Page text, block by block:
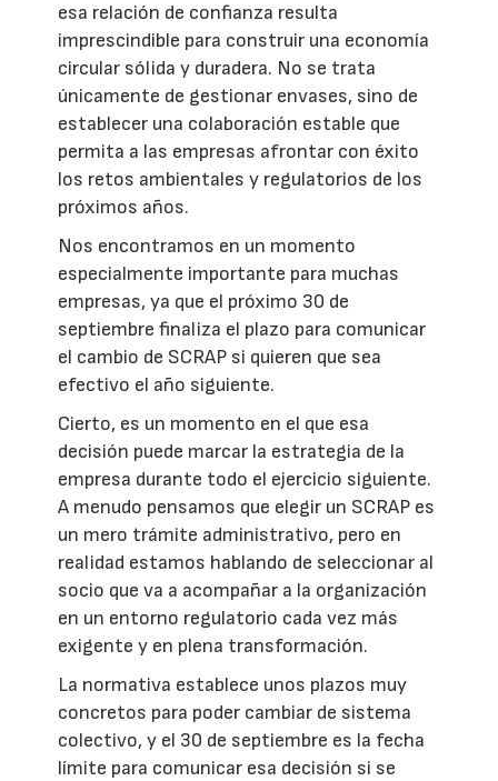
esa relación de confianza resulta
imprescindible para construir una economía
circular sólida y duradera. No se trata
únicamente de gestionar envases, sino de
establecer una colaboración estable que
permita a las empresas afrontar con éxito
los retos ambientales y regulatorios de los
próximos años.
Nos encontramos en un momento
especialmente importante para muchas
empresas, ya que el próximo 30 de
septiembre finaliza el plazo para comunicar
el cambio de SCRAP si quieren que sea
efectivo el año siguiente.
Cierto, es un momento en el que esa
decisión puede marcar la estrategia de la
empresa durante todo el ejercicio siguiente.
A menudo pensamos que elegir un SCRAP es
un mero trámite administrativo, pero en
realidad estamos hablando de seleccionar al
socio que va a acompañar a la organización
en un entorno regulatorio cada vez más
exigente y en plena transformación.
La normativa establece unos plazos muy
concretos para poder cambiar de sistema
colectivo, y el 30 de septiembre es la fecha
límite para comunicar esa decisión si se